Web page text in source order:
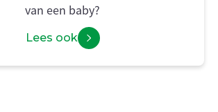
van een baby?
Lees ook